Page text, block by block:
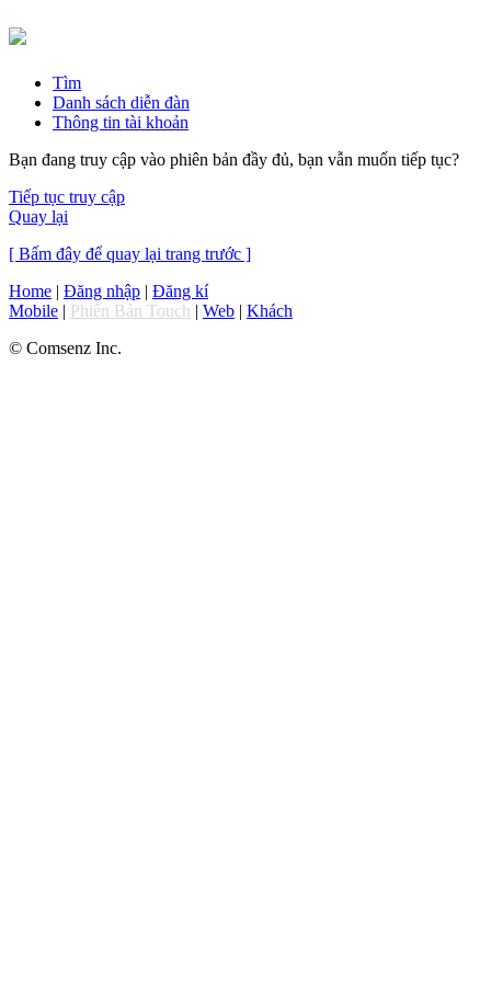
Tìm
Danh sách diễn đàn
Thông tin tài khoản
Bạn đang truy cập vào phiên bản đầy đủ, bạn vẫn muốn tiếp tục?
Tiếp tục truy cập
Quay lại
[ Bấm đây để quay lại trang trước ]
Home | Đăng nhập | Đăng kí
Mobile | Phiên Bản Touch | Web | Khách
© Comsenz Inc.